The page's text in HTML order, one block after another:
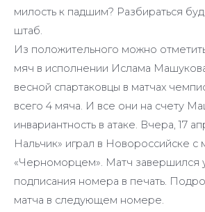
милость к падшим? Разбираться
штаб.
Из положительного можно
мяч в исполнении Ислама
весной спартаковцы в матчах
всего 4 мяча. И все они на счету
инвариантность в атаке. Вчера, 17
Нальчик» играл в Новороссийске с
«Черноморцем». Матч завершился
подписания номера в печать.
матча в следующем номере.